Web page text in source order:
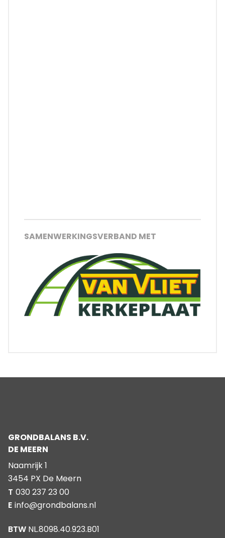
SAMENWERKINGSVERBAND MET
GRONDBALANS B.V.
DE MEERN
Naamrijk 1
3454 PX De Meern
T 030 237 23 00
E info@grondbalans.nl
BTW NL.8098.40.923.B01